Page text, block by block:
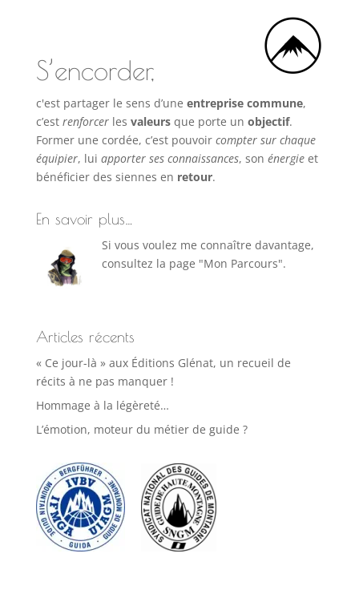
S’encorder,
c'est partager le sens d’une entreprise commune,
c’est renforcerles valeursque porte un objectif.
Former une cordée, c’est pouvoircompter sur chaque
équipier, lui apporter ses connaissances, son énergieet
bénéficier des siennes en retour.
En savoir plus…
Si vous voulez me connaître davantage,
consultez la page "Mon Parcours".
Articles récents
« Ce jour-là » aux Éditions Glénat, un recueil de
récits à ne pas manquer !
Hommage à la légèreté…
L’émotion, moteur du métier de guide ?